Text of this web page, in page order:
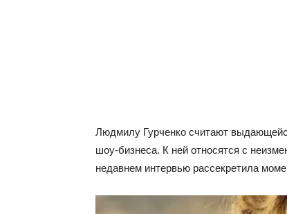
Людмилу Гурченко считают
шоу-бизнеса. К ней относятся с
недавнем интервью рассекретила